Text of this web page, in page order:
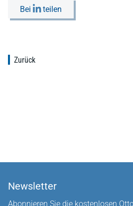
Bei teilen
Zurück
Newsletter
Abonnieren Sie die kostenlosen